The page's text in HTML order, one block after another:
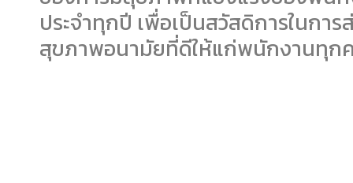
ประจำทุกปี เพื่อเป็นสวัสดิการในกา
สุขภาพอนามัยที่ดีให้แก่พนักงานทุก